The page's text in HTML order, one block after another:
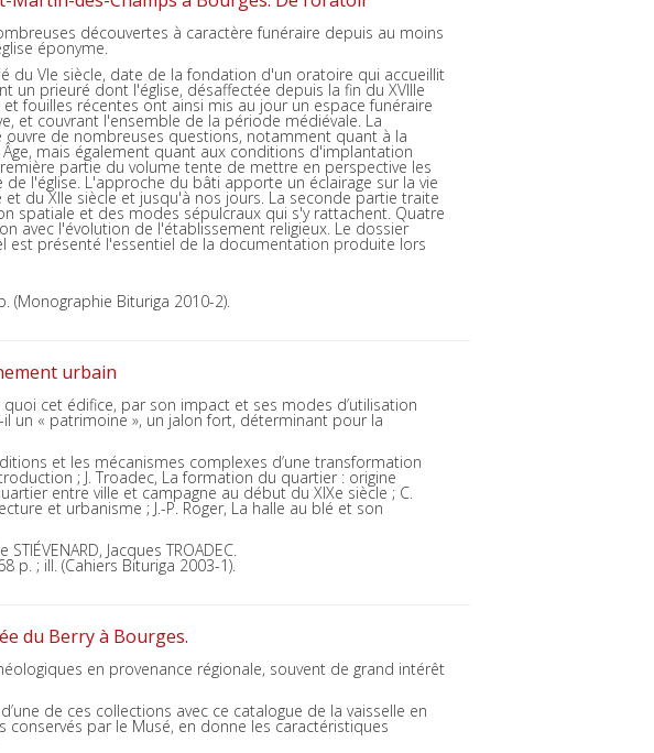
découvertes à caractère funéraire depuis au moins
éponyme.
VIe siècle, date de la fondation d'un oratoire qui accueillit
un prieuré dont l'église, désaffectée depuis la fin du XVIIIe
fouilles récentes ont ainsi mis au jour un espace funéraire
et couvrant l'ensemble de la période médiévale. La
de nombreuses questions, notamment quant à la
mais également quant aux conditions d'implantation
partie du volume tente de mettre en perspective les
l'église. L'approche du bâti apporte un éclairage sur la vie
du XIIe siècle et jusqu'à nos jours. La seconde partie traite
spatiale et des modes sépulcraux qui s'y rattachent. Quatre
avec l'évolution de l'établissement religieux. Le dossier
est présenté l'essentiel de la documentation produite lors
(Monographie Bituriga 2010-2).
urbain
cet édifice, par son impact et ses modes d’utilisation
un « patrimoine », un jalon fort, déterminant pour la
et les mécanismes complexes d’une transformation
; J. Troadec, La formation du quartier : origine
entre ville et campagne au début du XIXe siècle ; C.
et urbanisme ; J.-P. Roger, La halle au blé et son
Jacques TROADEC.
p. ; ill. (Cahiers Bituriga 2003-1).
du Berry à Bourges.
en provenance régionale, souvent de grand intérêt
de ces collections avec ce catalogue de la vaisselle en
par le Musé, en donne les caractéristiques